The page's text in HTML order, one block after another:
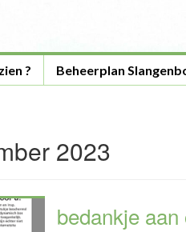
? Beheerplan
2023
bedankje